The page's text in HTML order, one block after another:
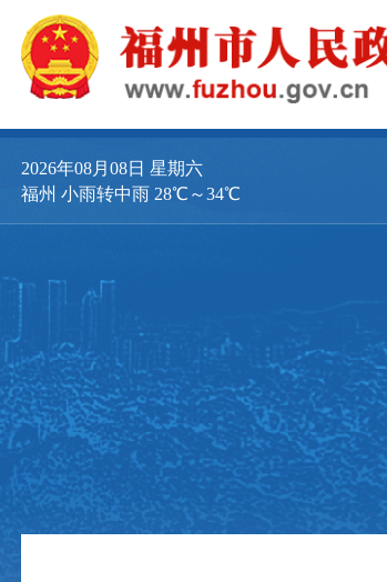
2026年08月08日 星期六
福州 小雨转中雨 28℃～34℃